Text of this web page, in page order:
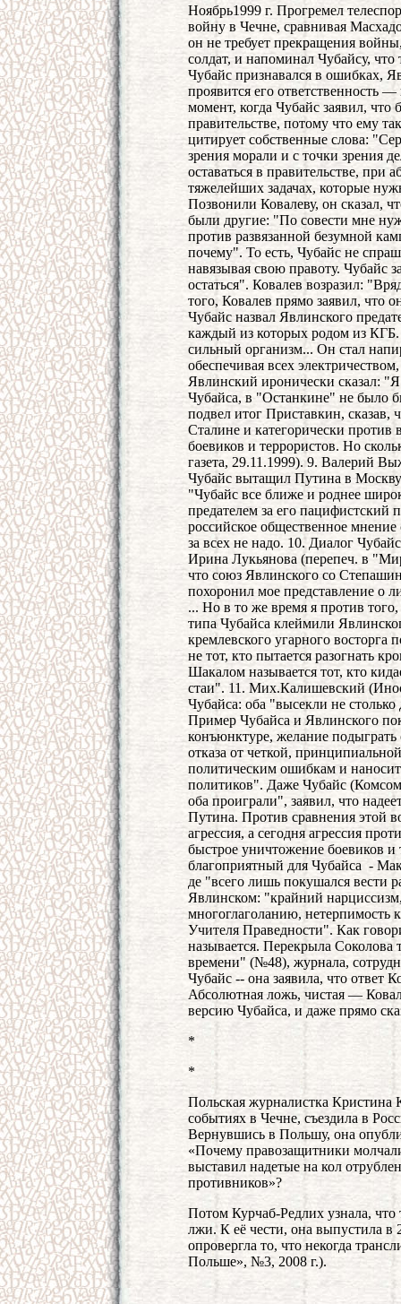
Ноябрь1999 г. Прогремел
войну в Чечне, сравнивая
он не требует прекращения
солдат, и напоминал Чубайсу,
Чубайс признавался в ошибках,
проявится его ответственность
момент, когда Чубайс заявил,
правительстве, потому что ему
цитирует собственные слова:
зрения морали и с точки зрения
оставаться в правительстве,
тяжелейших задачах, которые
Позвонили Ковалеву, он сказал,
были другие: "По совести мне
против развязанной безумной
почему". То есть, Чубайс не
навязывая свою правоту. Чубайс
остаться". Ковалев возразил:
того, Ковалев прямо заявил, что
Чубайс назвал Явлинского
каждый из которых родом из
сильный организм... Он стал
обеспечивая всех
Явлинский иронически сказал: "Я
Чубайса, в "Останкине" не было
подвел итог Приставкин, сказав,
Сталине и категорически
боевиков и террористов. Но
газета, 29.11.1999). 9. Валерий
Чубайс вытащил Путина в
"Чубайс все ближе и роднее
предателем за его пацифистский
российское общественное
за всех не надо. 10. Диалог
Ирина Лукьянова (перепеч. в
что союз Явлинского со
похоронил мое представление о
... Но в то же время я против
типа Чубайса клеймили
кремлевского угарного
не тот, кто пытается разогнать
Шакалом называется тот, кто
стаи". 11. Мих.Калишевский
Чубайса: оба "высекли не
Пример Чубайса и Явлинского
конъюнктуре, желание
отказа от четкой,
политическим ошибкам и
политиков". Даже Чубайс
оба проиграли", заявил, что
Путина. Против сравнения этой
агрессия, а сегодня агрессия
быстрое уничтожение боевиков
благоприятный для Чубайса -
де "всего лишь покушался вести
Явлинском: "крайний
многоглаголанию, нетерпимость
Учителя Праведности". Как
называется. Перекрыла
времени" (№48), журнала,
Чубайс -- она заявила, что ответ
Абсолютная ложь, чистая —
версию Чубайса, и даже прямо
*
*
Польская журналистка Кристина
событиях в Чечне, съездила в
Вернувшись в Польшу, она
«Почему правозащитники
выставил надетые на кол
противников»?
Потом Курчаб-Редлих узнала,
лжи. К её чести, она выпустила в
опровергла то, что некогда
Польше», №3, 2008 г.).